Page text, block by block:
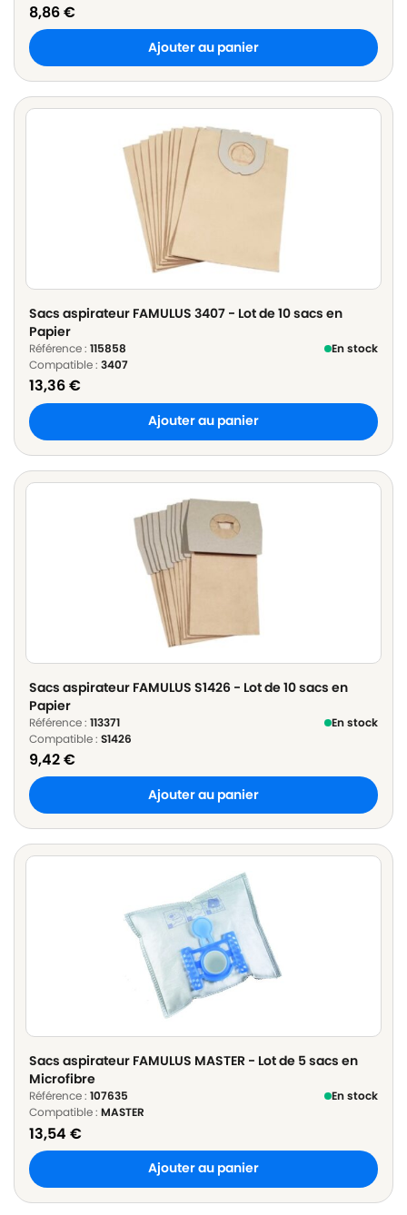
8,86€
Ajouter au panier
Sacs aspirateur FAMULUS 3407 - Lot de 10 sacs en
Papier
Référence : 115858
En stock
Compatible : 3407
13,36€
Ajouter au panier
Sacs aspirateur FAMULUS S1426 - Lot de 10 sacs en
Papier
Référence : 113371
En stock
Compatible : S1426
9,42€
Ajouter au panier
Sacs aspirateur FAMULUS MASTER - Lot de 5 sacs en
Microfibre
Référence : 107635
En stock
Compatible : MASTER
13,54 €
Ajouter au panier